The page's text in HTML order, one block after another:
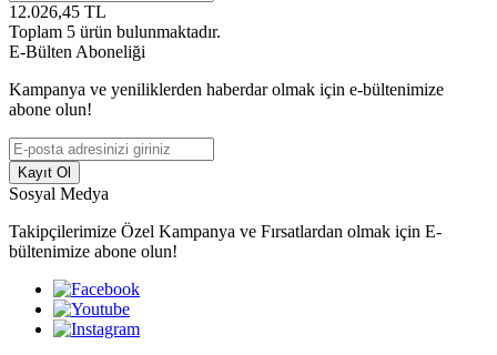
12.026,45 TL
Toplam 5 ürün bulunmaktadır.
E-Bülten Aboneliği
Kampanya ve yeniliklerden haberdar olmak için e-bültenimize
abone olun!
Kayıt Ol
Sosyal Medya
Takipçilerimize Özel Kampanya ve Fırsatlardan olmak için E-
bültenimize abone olun!